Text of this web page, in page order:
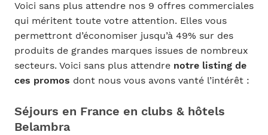
Voici sans plus attendre nos 9 offres commerciales
qui méritent toute votre attention. Elles vous
permettront d’économiser jusqu’à 49% sur des
produits de grandes marques issues de nombreux
secteurs. Voici sans plus attendre notre listing de
ces promos dont nous vous avons vanté l’intérêt :
Séjours en France en clubs & hôtels
Belambra